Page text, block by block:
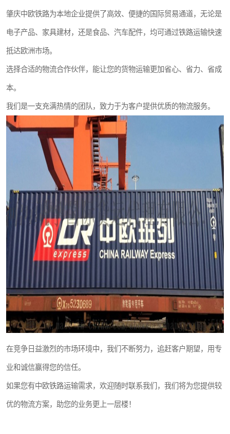
肇庆中欧铁路为本地企业提供了高效、便捷的国际贸易通道，无论是
电子产品、家具建材，还是食品、汽车配件，均可通过铁路运输快速
抵达欧洲市场。
选择合适的物流合作伙伴，能让您的货物运输更加省心、省力、省成
本。
我们是一支充满热情的团队，致力于为客户提供优质的物流服务。
在竞争日益激烈的市场环境中，我们不断努力，追赶客户期望，用专
业和诚信赢得您的信任。
如果您有中欧铁路运输需求，欢迎随时联系我们，我们将为您提供较
优的物流方案，助您的业务更上一层楼！